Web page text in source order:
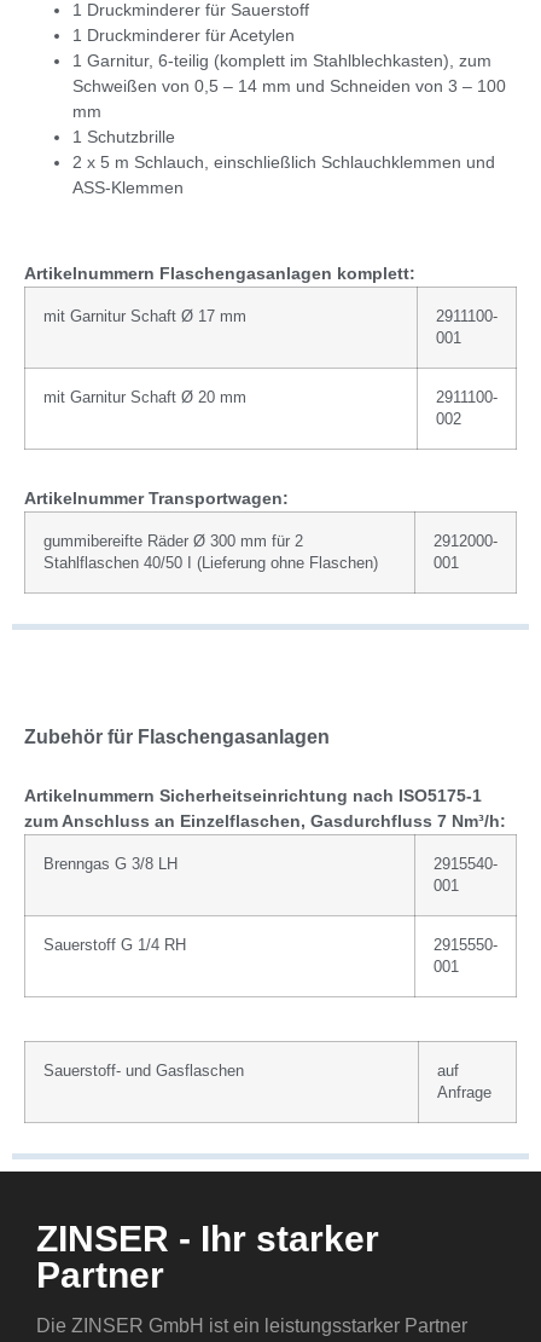
1 Druckminderer für Sauerstoff
1 Druckminderer für Acetylen
1 Garnitur, 6-teilig (komplett im Stahlblechkasten), zum
Schweißen von 0,5 – 14 mm und Schneiden von 3 – 100
mm
1 Schutzbrille
2 x 5 m Schlauch, einschließlich Schlauchklemmen und
ASS-Klemmen
Artikelnummern Flaschengasanlagen komplett:
mit Garnitur Schaft Ø 17 mm
2911100-
001
mit Garnitur Schaft Ø 20 mm
2911100-
002
Artikelnummer Transportwagen:
gummibereifte Räder Ø 300 mm für 2
Stahlflaschen 40/50 I (Lieferung ohne Flaschen)
2912000-
001
Zubehör für Flaschengasanlagen
Artikelnummern Sicherheitseinrichtung nach ISO5175-1
zum Anschluss an Einzelflaschen, Gasdurchfluss 7 Nm³/h:
Brenngas G 3/8 LH
2915540-
001
Sauerstoff G 1/4 RH
2915550-
001
Sauerstoff- und Gasflaschen
auf
Anfrage
ZINSER - Ihr starker
Partner
Die ZINSER GmbH ist ein leistungsstarker Partner